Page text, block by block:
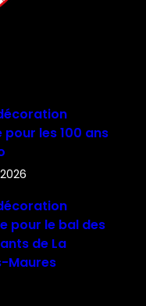
pour les 100 ans
pour le bal des
de La
Maures